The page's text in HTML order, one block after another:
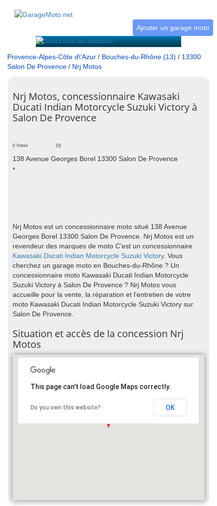
Ajouter un garage moto
Provence-Alpes-Côte d\'Azur / Bouches-du-Rhône (13) / 13300
Salon De Provence / Nrj Motos
Nrj Motos, concessionnaire Kawasaki
Ducati Indian Motorcycle Suzuki Victory à
Salon De Provence
0 Votes (0)
138 Avenue Georges Borel 13300 Salon De Provence
*
Nrj Motos est un concessionnaire moto situé 138 Avenue
Georges Borel 13300 Salon De Provence. Nrj Motos est un
revendeur des marques de moto C'est un concessionnaire
Kawasaki Ducati Indian Motorcycle Suzuki Victory. Vous
cherchez un garage moto en Bouches-du-Rhône ? Un
concessionnaire moto Kawasaki Ducati Indian Motorcycle
Suzuki Victory à Salon De Provence ? Nrj Motos vous
accueille pour la vente, la réparation et l'entretien de votre
moto Kawasaki Ducati Indian Motorcycle Suzuki Victory sur
Salon De Provence.
Situation et accès de la concession Nrj
Motos
This page can't load Google Maps correctly.
Do you own this website? OK